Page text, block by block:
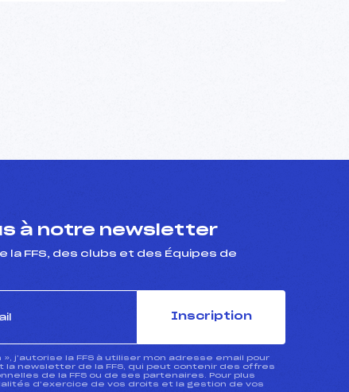
à notre newsletter
la FFS, des clubs et des Équipes de
Inscription
j’autorise la FFS à utiliser mon adresse email pour
la newsletter de la FFS, qui peut contenir des offres
de la FFS ou de ses partenaires. Pour plus
d’exercice de vos droits et la gestion de vos